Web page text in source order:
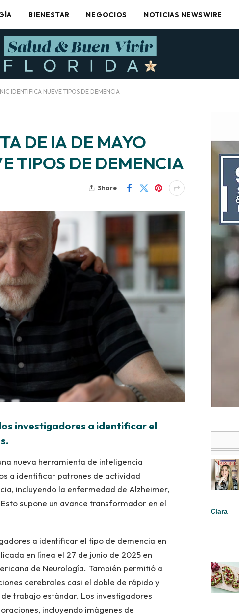
BIENESTAR NEGOCIOS NOTICIAS NEWSWIRE
IDENTIFICA NUEVE TIPOS DE DEMENCIA
DE IA DE MAYO
TIPOS DE DEMENCIA
Share
investigadores a identificar el
nueva herramienta de inteligencia
a identificar patrones de actividad
incluyendo la enfermedad de Alzheimer,
supone un avance transformador en el
a identificar el tipo de demencia en
en línea el 27 de junio de 2025 en
de Neurología. También permitió a
cerebrales casi el doble de rápido y
trabajo estándar. Los investigadores
incluyendo imágenes de
Clara